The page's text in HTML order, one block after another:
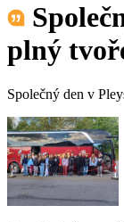
plný
Společný den v